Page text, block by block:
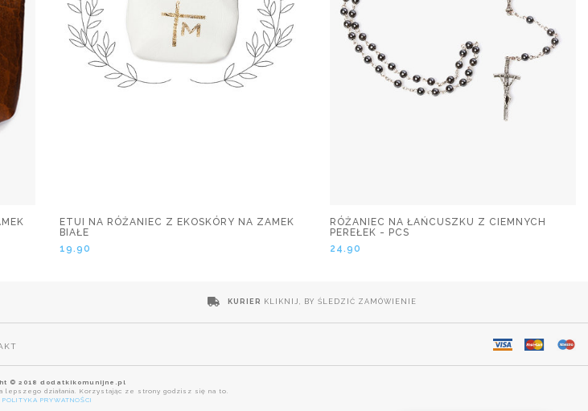
ETUI NA RÓŻANIEC Z EKOSKÓRY NA ZAMEK
BIAŁE
19.90
RÓŻANIEC NA ŁAŃCUSZKU Z CIEMNYCH
PEREŁEK - PCS
24.90
KURIER KLIKNIJ, BY ŚLEDZIĆ ZAMÓWIENIE
© 2018 dodatkikomunijne.pl
lepszego działania. Korzystając ze strony godzisz się na to.
POLITYKA PRYWATNOŚCI